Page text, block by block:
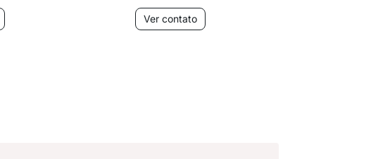
Ver contato